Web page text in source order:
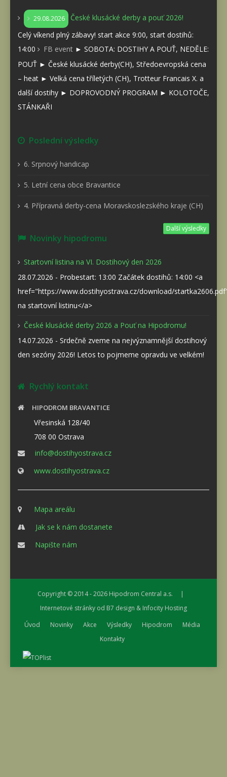
29.08.2026
České klusácké derby a pouť 2026!
Celý víkend plný zábavy! start akce 9:00, start dostihů:
14:00
FB event ► SOBOTA: DOSTIHY A POUŤ, NEDĚLE:
POUŤ ► České klusácké derby(CH), Středoevropská cena
– heat ► Velká cena tříletých (CH), Trotteur Francais X. a
další dostihy ► DOPROVODNÝ PROGRAM ► KOLOTOČE,
STÁNKAŘI
Poslední výsledky
6. Srpnový handicap
5. Letní cena obce Bravantice
4. Přípravná derby-cena Moravskoslezského kraje (CH)
Další výsledky
Novinky hipodromu
Startovní listina na VI. Dostihový den 2026
28.07.2026 - Probestart: 13:00 Začátek dostihů: 14:00 <a
href="https://www.dostihyostrava.cz/download/
na startovní listinu</a>
České klusácké derby 2026 a Pouť na Hipodromu!
14.07.2026 - Srdečně zveme na nejvýznamnější dostihový
den sezóny 2026! Letos to pojmeme opravdu ve velkém!
Rychlý kontakt
HIPODROM BRAVANTICE
Vřesinská 128/40
708 00 Ostrava
info@dostihyostrava.cz
www.dostihyostrava.cz
Mapa areálu
Jak se k nám dostanete
Napište nám
Copyright © 2014 - 2026 Hipodrom Central a.s. |
Internetové stránky od B7 design & Infocity Hosting
Úvod
Novinky Akce Výsledky Hipodrom
Média
Kontakty